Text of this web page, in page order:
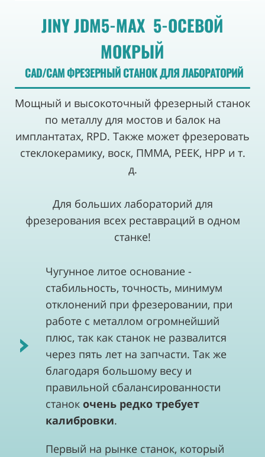
JINY JDM5-MAX 5-ОСЕВОЙ
МОКРЫЙ
CAD/CAM ФРЕЗЕРНЫЙ СТАНОК ДЛЯ ЛАБОРАТОРИЙ
Мощный и высокоточный фрезерный станок
по металлу для мостов и балок на
имплантатах, RРD. Также может фрезеровать
стеклокерамику, воск, ПММА, РЕЕК, НРР и т.
д.
Для больших лабораторий для
фрезерования всех реставраций в одном
станке!
Чугунное литое основание -
стабильность, точность, минимум
отклонений при фрезеровании, при
работе с металлом огромнейший
плюс, так как станок не развалится
через пять лет на запчасти. Так же
благодаря большому весу и
правильной сбалансированности
станок очень редко требует
калибровки.
Первый на рынке станок, который